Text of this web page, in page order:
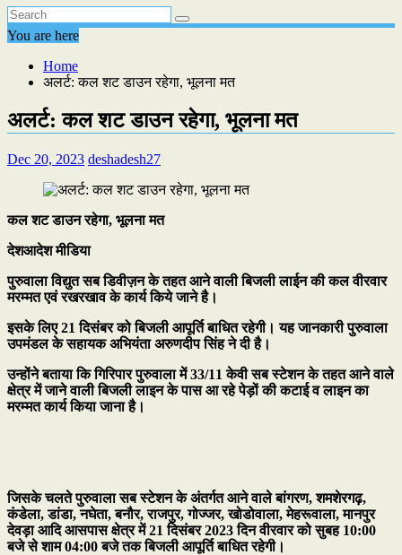
You are here
Home
अलर्ट: कल शट डाउन रहेगा, भूलना मत
अलर्ट: कल शट डाउन रहेगा, भूलना मत
Dec 20, 2023 deshadesh27
कल शट डाउन रहेगा, भूलना मत
देशआदेश मीडिया
पुरुवाला विद्युत सब डिवीज़न के तहत आने वाली बिजली लाईन की कल वीरवार
मरम्मत एवं रखरखाव के कार्य किये जाने है।
इसके लिए 21 दिसंबर को बिजली आपूर्ति बाधित रहेगी।यह जानकारी पुरुवाला
उपमंडल के सहायक अभियंता अरुणदीप सिंह ने दी है।
उन्होंने बताया कि गिरिपार पुरुवाला में 33/11 केवी सब स्टेशन के तहत आने वाले
क्षेत्र में जाने वाली बिजली लाइन के पास आ रहे पेड़ों की कटाई व लाइन का
मरम्मत कार्य किया जाना है।
जिसके चलते पुरुवाला सब स्टेशन के अंतर्गत आने वाले बांगरण, शमशेरगढ़,
कंडेला, डांडा, नघेता, बनौर, राजपुर, गोज्जर, खोडोवाला, मेहरूवाला, मानपुर
देवड़ा आदि आसपास क्षेत्र में 21 दिसंबर 2023 दिन वीरवार को सुबह 10:00
बजे से शाम 04:00 बजे तक बिजली आपूर्ति बाधित रहेगी।